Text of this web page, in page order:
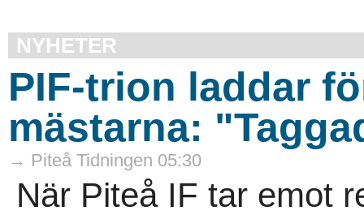
NYHETER
PIF-trion laddar
mästarna:
→ Piteå Tidningen 05:30
När Piteå IF tar emot